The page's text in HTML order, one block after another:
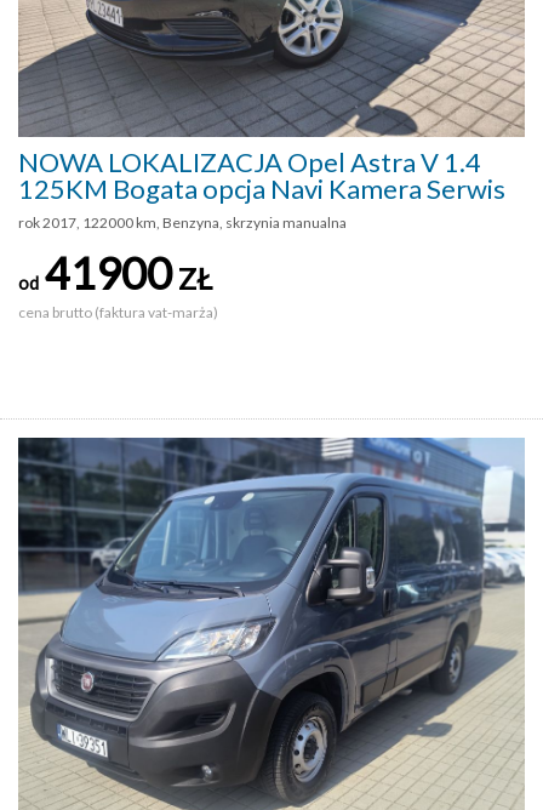
NOWA LOKALIZACJA Opel Astra V 1.4
125KM Bogata opcja Navi Kamera Serwis
rok 2017, 122000 km, Benzyna, skrzynia manualna
od 41900ZŁ
cena brutto (faktura vat-marża)